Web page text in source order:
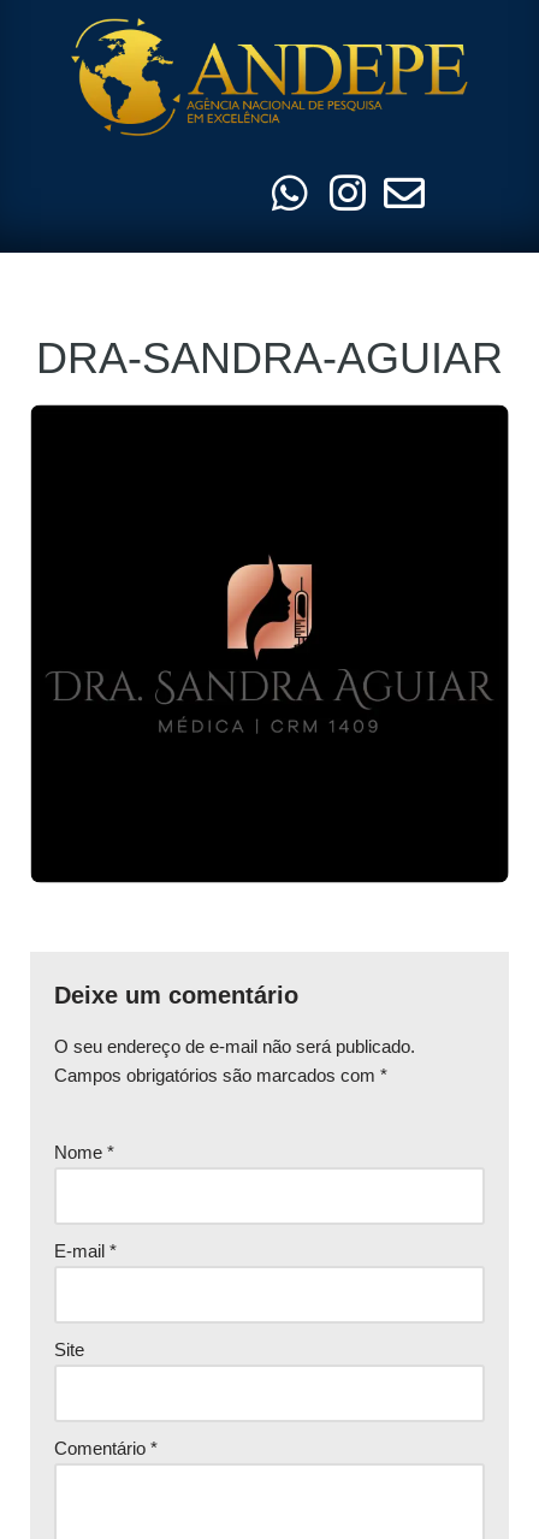
DRA-SANDRA-AGUIAR
Deixe um comentário
O seu endereço de e-mail não será publicado.
Campos obrigatórios são marcados com *
Nome *
E-mail *
Site
Comentário *